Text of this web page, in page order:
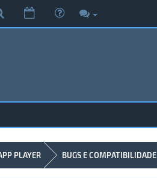
PLAYER BUGS E COMPATIBILIDADE